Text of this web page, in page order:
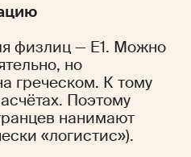
физлиц — E1. Можно
но
греческом. К тому
Поэтому
нанимают
«логистис»).